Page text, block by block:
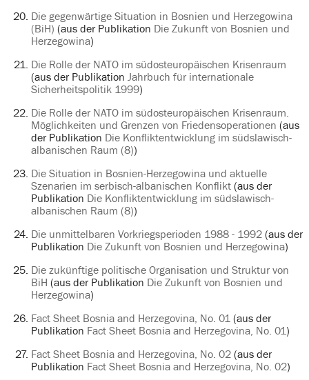
Die gegenwärtige Situation in Bosnien und Herzegowina
(BiH) (aus der Publikation Die Zukunft von Bosnien und
Herzegowina)
Die Rolle der NATO im südosteuropäischen Krisenraum
(aus der Publikation Jahrbuch für internationale
Sicherheitspolitik 1999)
Die Rolle der NATO im südosteuropäischen Krisenraum.
Möglichkeiten und Grenzen von Friedensoperationen (aus
der Publikation Die Konfliktentwicklung im südslawisch-
albanischen Raum (8))
Die Situation in Bosnien-Herzegowina und aktuelle
Szenarien im serbisch-albanischen Konflikt(aus der
Publikation Die Konfliktentwicklung im südslawisch-
albanischen Raum (8))
Die unmittelbaren Vorkriegsperioden 1988 - 1992(aus der
Publikation Die Zukunft von Bosnien und Herzegowina)
Die zukünftige politische Organisation und Struktur von
BiH (aus der Publikation Die Zukunft von Bosnien und
Herzegowina)
Fact Sheet Bosnia and Herzegovina, No. 01 (aus der
Publikation Fact Sheet Bosnia and Herzegovina, No. 01 )
Fact Sheet Bosnia and Herzegovina, No. 02(aus der
Publikation Fact Sheet Bosnia and Herzegovina, No. 02)